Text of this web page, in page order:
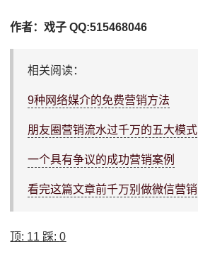
作者：戏子 QQ:515468046
相关阅读：
9种网络媒介的免费营销方法
朋友圈营销流水过千万的五大模式
一个具有争议的成功营销案例
看完这篇文章前千万别做微信营销
顶: 11 踩:0